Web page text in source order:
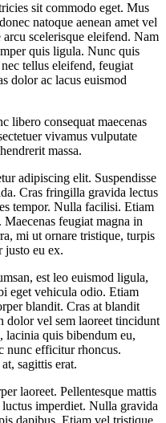
sit commodo eget. Mus
natoque aenean amet vel
scelerisque eleifend. Nam
quis ligula. Nunc quis
tellus eleifend, feugiat
dolor ac lacus euismod
libero consequat maecenas
vivamus vulputate
massa.
adipiscing elit. Suspendisse
Cras fringilla gravida lectus
tempor. Nulla facilisi. Etiam
feugiat magna in
mi ut ornare tristique, turpis
justo eu ex.
est leo euismod ligula,
eget vehicula odio. Etiam
blandit. Cras at blandit
dolor vel sem laoreet tincidunt
lacinia quis bibendum eu,
nunc efficitur rhoncus.
sagittis erat.
laoreet. Pellentesque mattis
imperdiet. Nulla gravida